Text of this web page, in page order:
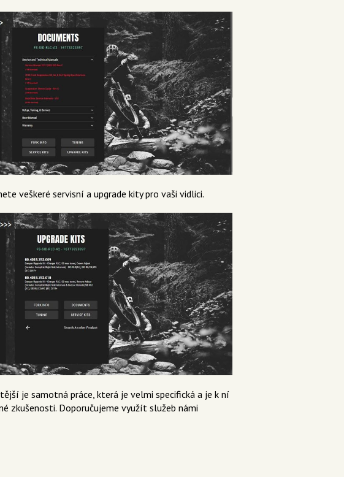
veškeré servisní a upgrade kity pro vaši vidlici.
je samotná práce, která je velmi specifická a je k ní
zkušenosti. Doporučujeme využít služeb námi